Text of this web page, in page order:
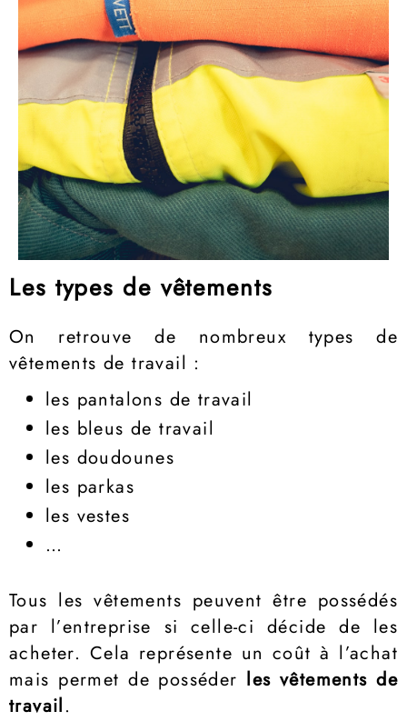
Les types de vêtements
On retrouve de nombreux types de
vêtements de travail :
les pantalons de travail
les bleus de travail
les doudounes
les parkas
les vestes
…
Tous les vêtements peuvent être possédés
par l’entreprise si celle-ci décide de les
acheter. Cela représente un coût à l’achat
mais permet de posséder les vêtements de
travail.